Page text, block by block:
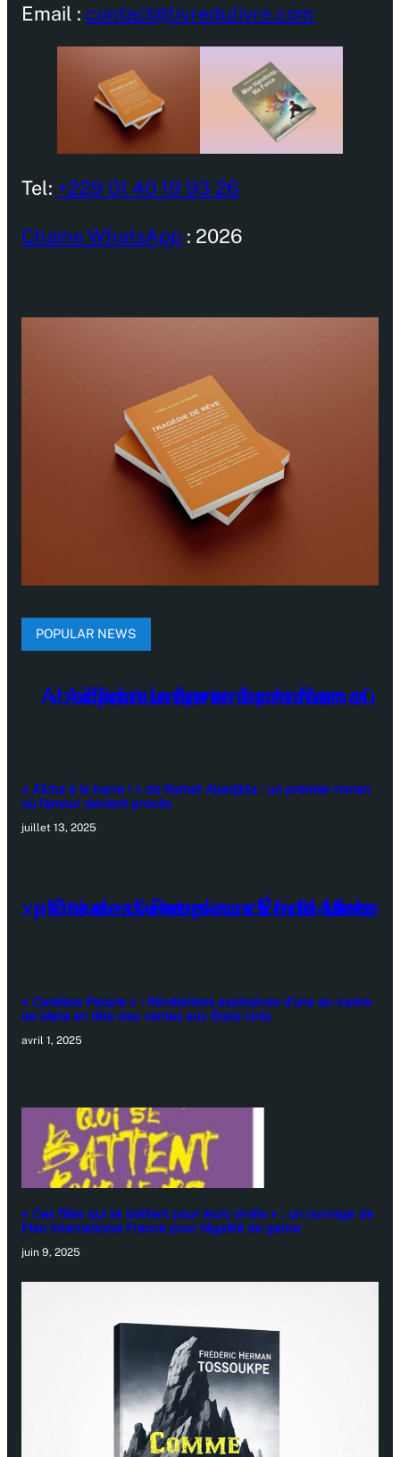
Email : contact@livredulivre.com
Tel: +229 01 40 19 93 26
Chaine WhatsApp : 2026
POPULAR NEWS
« Aïcha à la barre ! » de Ramat Abadjida : un premier roman
où l’amour devient procès
juillet 13, 2025
« Careless People » : Révélations explosives d’une ex-cadre
de Meta en tête des ventes aux États-Unis
avril 1, 2025
« Ces filles qui se battent pour leurs droits » : un ouvrage de
Plan International France pour l’égalité de genre
juin 9, 2025